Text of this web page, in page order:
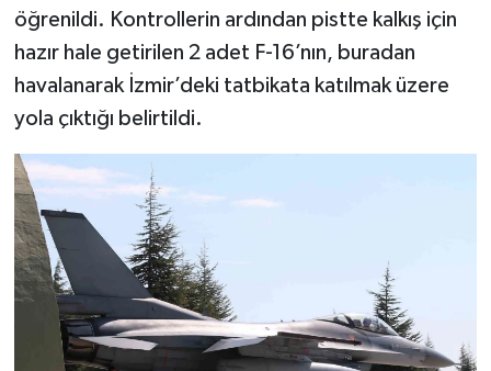
öğrenildi. Kontrollerin ardından pistte kalkış için
hazır hale getirilen 2 adet F-16’nın, buradan
havalanarak İzmir’deki tatbikata katılmak üzere
yola çıktığı belirtildi.